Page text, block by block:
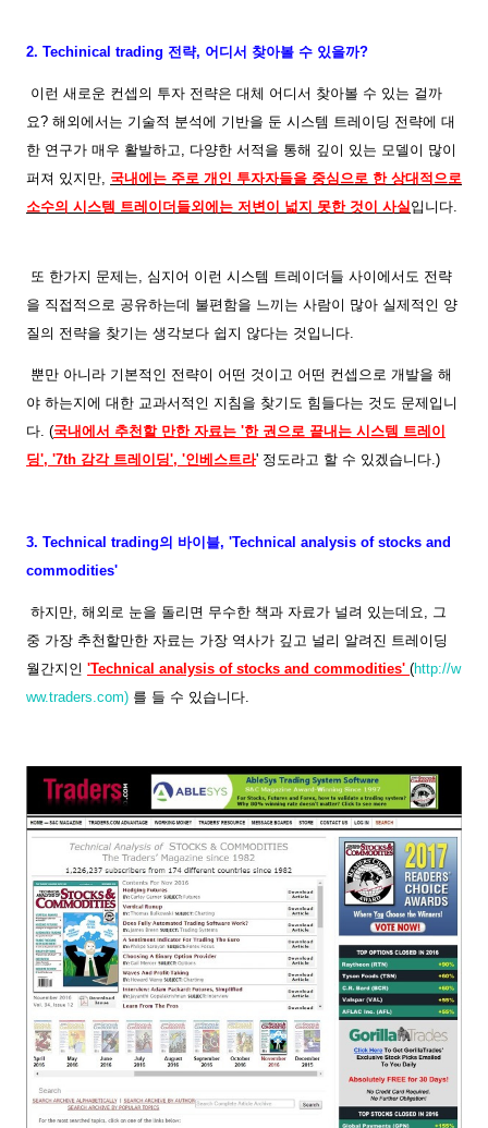
2. Techinical trading 전략, 어디서 찾아볼 수 있을까?
이런 새로운 컨셉의 투자 전략은 대체 어디서 찾아볼 수 있는 걸까
요? 해외에서는 기술적 분석에 기반을 둔 시스템 트레이딩 전략에 대
한 연구가 매우 활발하고, 다양한 서적을 통해 깊이 있는 모델이 많이
퍼져 있지만, 국내에는 주로 개인 투자자들을 중심으로 한 상대적으로
소수의 시스템 트레이더들외에는 저변이 넓지 못한 것이 사실 입니다.
또 한가지 문제는, 심지어 이런 시스템 트레이더들 사이에서도 전략
을 직접적으로 공유하는데 불편함을 느끼는 사람이 많아 실제적인 양
질의 전략을 찾기는 생각보다 쉽지 않다는 것입니다.
뿐만 아니라 기본적인 전략이 어떤 것이고 어떤 컨셉으로 개발을 해
야 하는지에 대한 교과서적인 지침을 찾기도 힘들다는 것도 문제입니
다. (국내에서 추천할 만한 자료는 '한 권으로 끝내는 시스템 트레이
딩', '7th 감각 트레이딩', '인베스트라' 정도라고 할 수 있겠습니다.)
3. Technical trading의 바이블, 'Technical analysis of stocks and
commodities'
하지만, 해외로 눈을 돌리면 무수한 책과 자료가 널려 있는데요, 그
중 가장 추천할만한 자료는 가장 역사가 깊고 널리 알려진 트레이딩
월간지인 'Technical analysis of stocks and commodities' (http://w
ww.traders.com) 를 들 수 있습니다.